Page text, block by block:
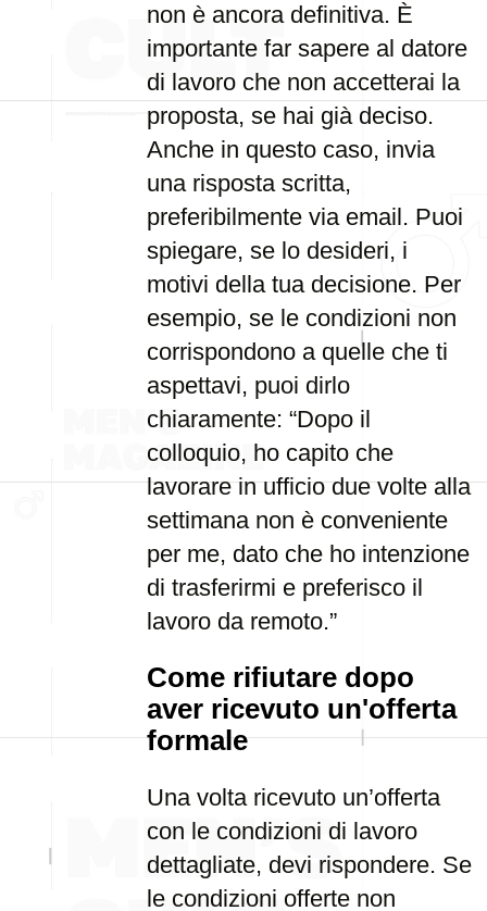
non è ancora definitiva. È
importante far sapere al datore
di lavoro che non accetterai la
proposta, se hai già deciso.
Anche in questo caso, invia
una risposta scritta,
preferibilmente via email. Puoi
spiegare, se lo desideri, i
motivi della tua decisione. Per
esempio, se le condizioni non
corrispondono a quelle che ti
aspettavi, puoi dirlo
chiaramente: “Dopo il
colloquio, ho capito che
lavorare in ufficio due volte alla
settimana non è conveniente
per me, dato che ho intenzione
di trasferirmi e preferisco il
lavoro da remoto.”
Come rifiutare dopo
aver ricevuto un'offerta
formale
Una volta ricevuto un’offerta
con le condizioni di lavoro
dettagliate, devi rispondere. Se
le condizioni offerte non